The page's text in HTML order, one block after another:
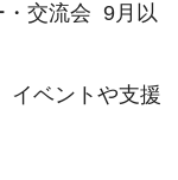
・交流会 9月以
イベントや支援